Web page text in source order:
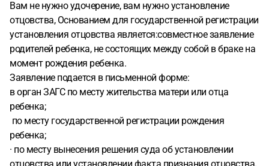
Вам не нужно удочерение, вам нужно установление
отцовства, Основанием для государственной регистрации
установления отцовства является:совместное заявление
родителей ребенка, не состоящих между собой в браке на
момент рождения ребенка.
Заявление подается в письменной форме:
в орган ЗАГС по месту жительства матери или отца
ребенка;
по месту государственной регистрации рождения
ребенка;
· по месту вынесения решения суда об установлении